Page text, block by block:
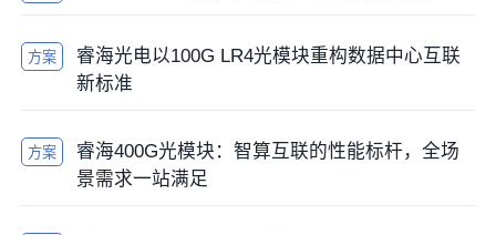
方案
睿海光电以100G LR4光模块重构数据中心互联
新标准
方案
睿海400G光模块：智算互联的性能标杆，全场
景需求一站满足